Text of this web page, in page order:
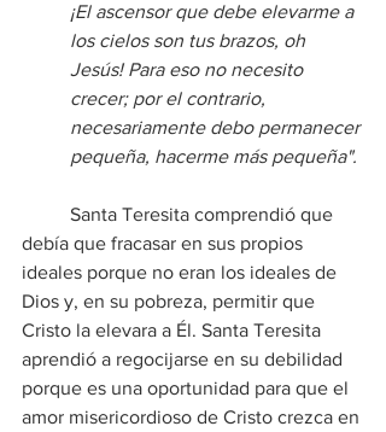
¡El ascensor que debe elevarme a
los cielos son tus brazos, oh
Jesús! Para eso no necesito
crecer; por el contrario,
necesariamente debo permanecer
pequeña, hacerme más pequeña".
debía que fracasar en sus propios
ideales porque no eran los ideales de
Dios y, en su pobreza, permitir que
Cristo la elevara a Él. Santa Teresita
aprendió a regocijarse en su debilidad
porque es una oportunidad para que el
amor misericordioso de Cristo crezca en